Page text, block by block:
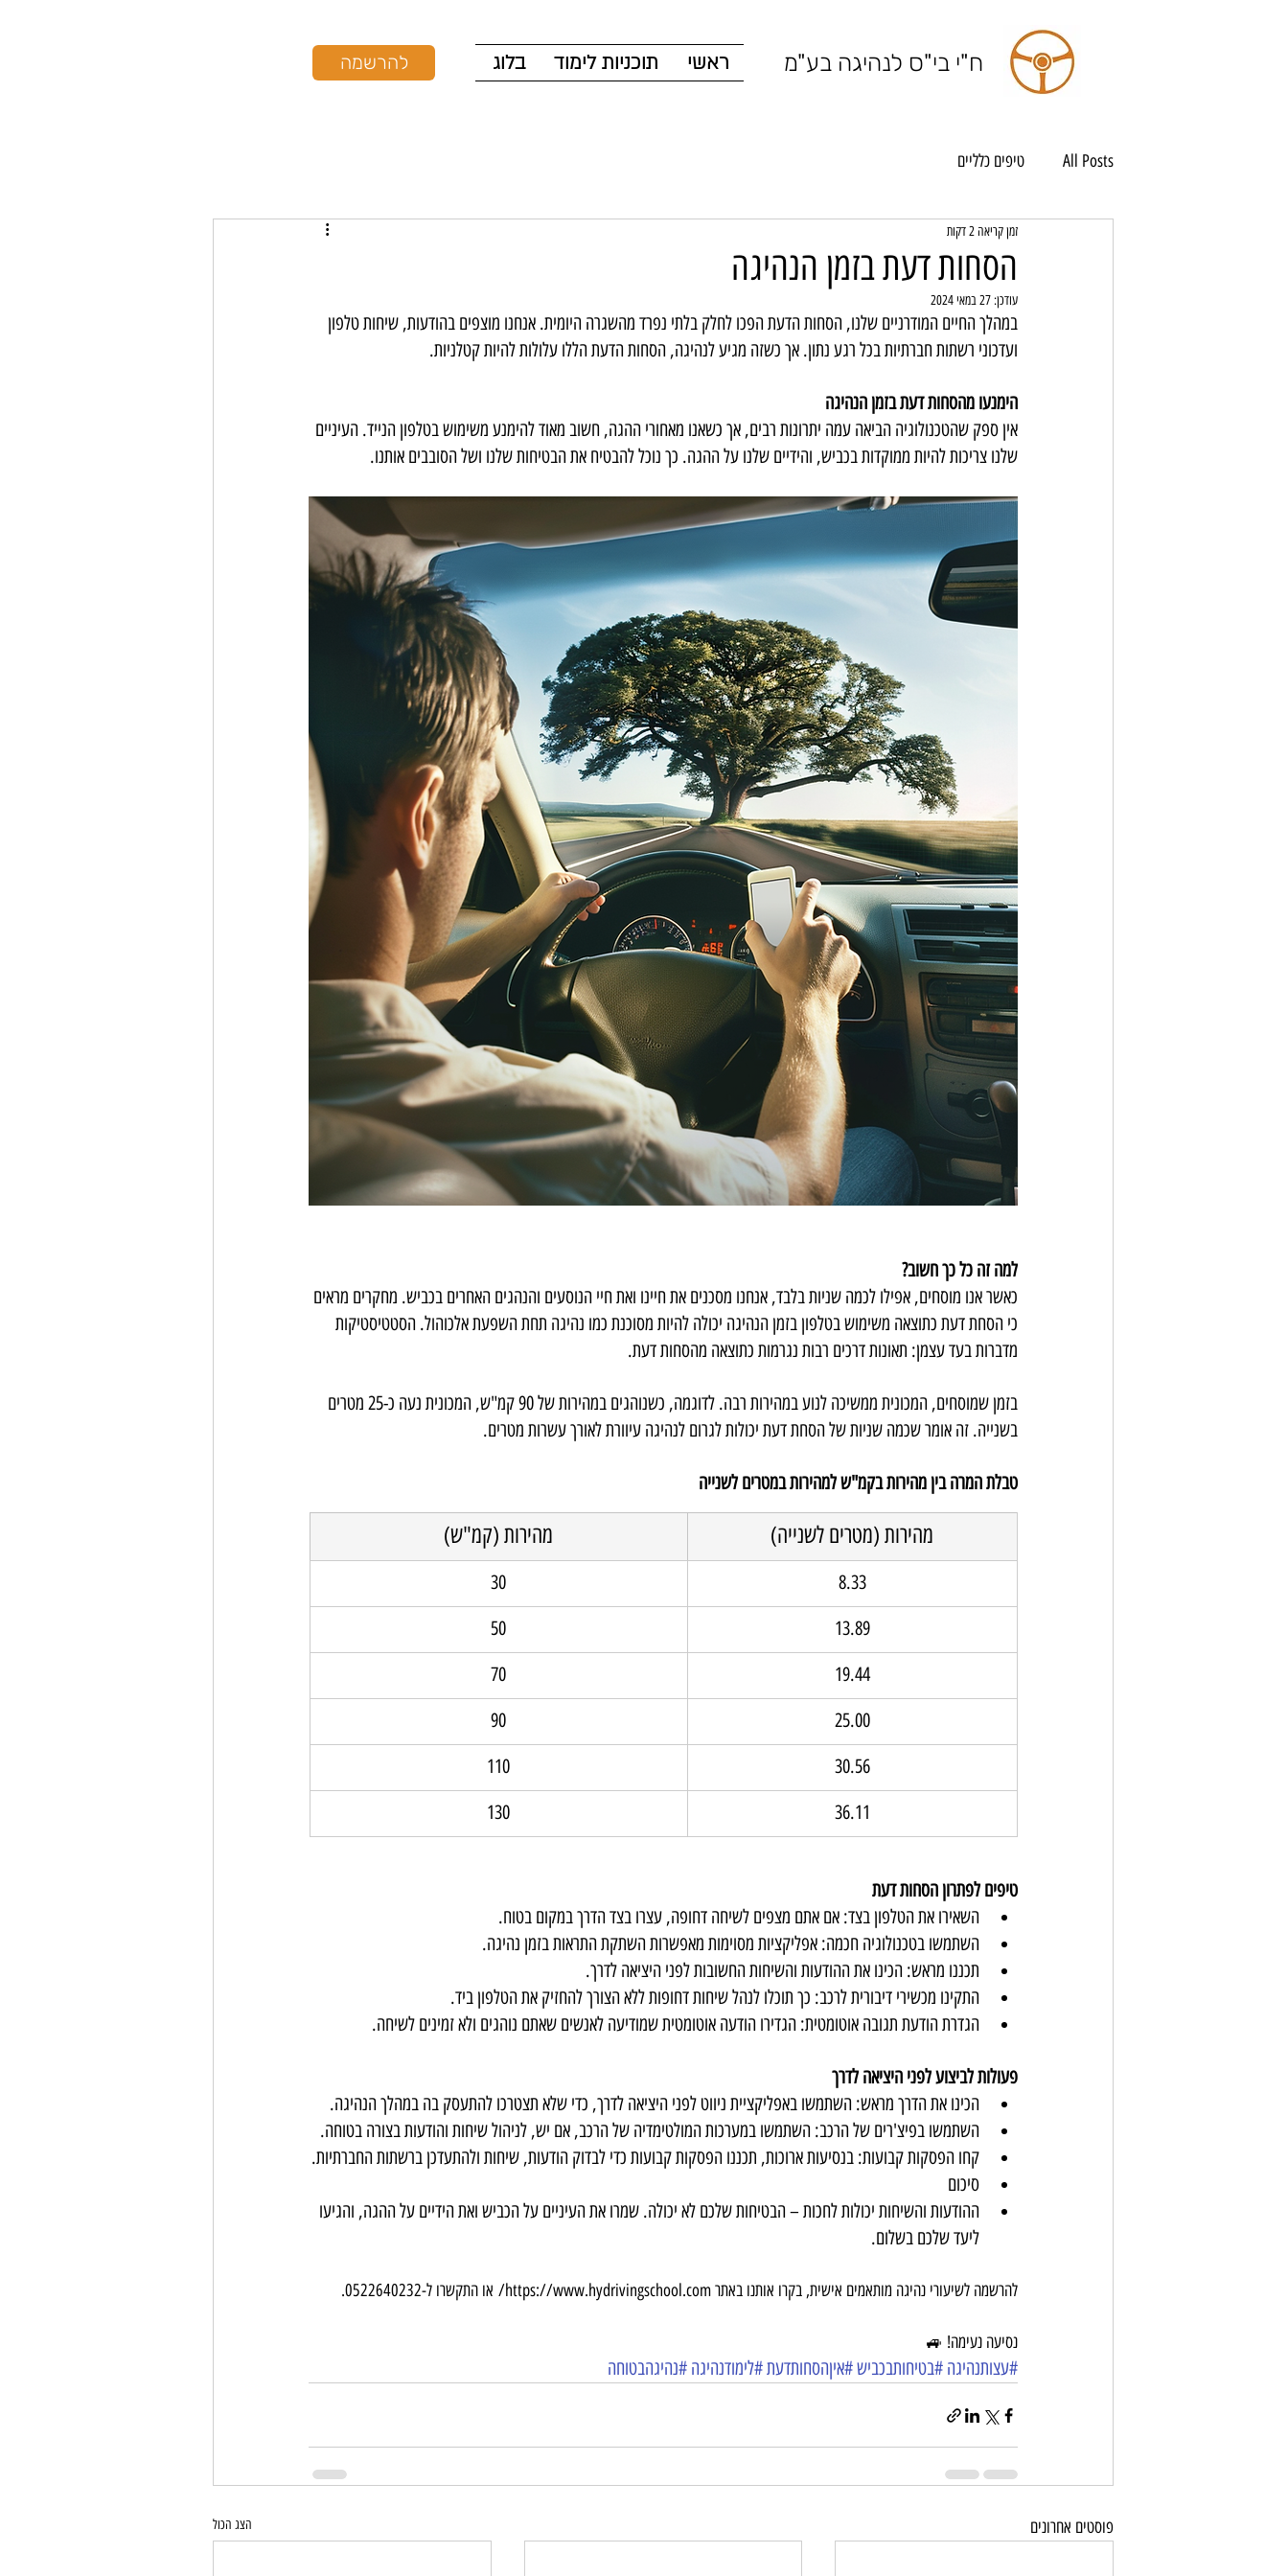
להרשמה ראשי תוכניות לימוד בלוג ח"י בי"ס לנהיגה בע"מ
All Posts טיפים כלליים
הסחות דעת בזמן הנהיגה
זמן קריאה 2 דקות
עודכן: 27 במאי 2024
במהלך החיים המודרניים שלנו, הסחות הדעת הפכו לחלק בלתי נפרד מהשגרה היומית. אנחנו מוצפים בהודעות, שיחות טלפון
ועדכוני רשתות חברתיות בכל רגע נתון. אך כשזה מגיע לנהיגה, הסחות הדעת הללו עלולות להיות קטלניות.
הימנעו מהסחות דעת בזמן הנהיגה
אין ספק שהטכנולוגיה הביאה עמה יתרונות רבים, אך כשאנו מאחורי ההגה, חשוב מאוד להימנע משימוש בטלפון הנייד. העיניים
שלנו צריכות להיות ממוקדות בכביש, והידיים שלנו על ההגה. כך נוכל להבטיח את הבטיחות שלנו ושל הסובבים אותנו.
למה זה כל כך חשוב?
כאשר אנו מוסחים, אפילו לכמה שניות בלבד, אנחנו מסכנים את חיינו ואת חיי הנוסעים והנהגים האחרים בכביש. מחקרים מראים
כי הסחת דעת כתוצאה משימוש בטלפון בזמן הנהיגה יכולה להיות מסוכנת כמו נהיגה תחת השפעת אלכוהול. הסטטיסטיקות
מדברות בעד עצמן: תאונות דרכים רבות נגרמות כתוצאה מהסחות דעת.
בזמן שמוסחים, המכונית ממשיכה לנוע במהירות רבה. לדוגמה, כשנוהגים במהירות של 90 קמ"ש, המכונית נעה כ-25 מטרים
בשנייה. זה אומר שכמה שניות של הסחת דעת יכולות לגרום לנהיגה עיוורת לאורך עשרות מטרים.
טבלת המרה בין מהירות בקמ"ש למהירות במטרים לשנייה
מהירות (מטרים לשנייה) מהירות (קמ"ש)
8.33
30
13.89
50
19.44
70
25.00
90
30.56
110
36.11
130
טיפים לפתרון הסחות דעת
השאירו את הטלפון בצד: אם אתם מצפים לשיחה דחופה, עצרו בצד הדרך במקום בטוח.
השתמשו בטכנולוגיה חכמה: אפליקציות מסוימות מאפשרות השתקת התראות בזמן נהיגה.
תכננו מראש: הכינו את ההודעות והשיחות החשובות לפני היציאה לדרך.
התקינו מכשירי דיבורית לרכב: כך תוכלו לנהל שיחות דחופות ללא הצורך להחזיק את הטלפון ביד.
הגדרת הודעת תגובה אוטומטית: הגדירו הודעה אוטומטית שמודיעה לאנשים שאתם נוהגים ולא זמינים לשיחה.
פעולות לביצוע לפני היציאה לדרך
הכינו את הדרך מראש: השתמשו באפליקציית ניווט לפני היציאה לדרך, כדי שלא תצטרכו להתעסק בה במהלך הנהיגה.
השתמשו בפיצ'רים של הרכב: השתמשו במערכות המולטימדיה של הרכב, אם יש, לניהול שיחות והודעות בצורה בטוחה.
קחו הפסקות קבועות: בנסיעות ארוכות, תכננו הפסקות קבועות כדי לבדוק הודעות, שיחות ולהתעדכן ברשתות החברתיות.
סיכום
ההודעות והשיחות יכולות לחכות – הבטיחות שלכם לא יכולה. שמרו את העיניים על הכביש ואת הידיים על ההגה, והגיעו
ליעד שלכם בשלום.
להרשמה לשיעורי נהיגה מותאמים אישית, בקרו אותנו באתר https://www.hydrivingschool.com/ או התקשרו ל-0522640232.
נסיעה נעימה! 🚙
#עצותנהיגה #בטיחותבכביש#איןהסחותדעת#לימודנהיגה #נהיגהבטוחה
פוסטים אחרונים הצג הכול